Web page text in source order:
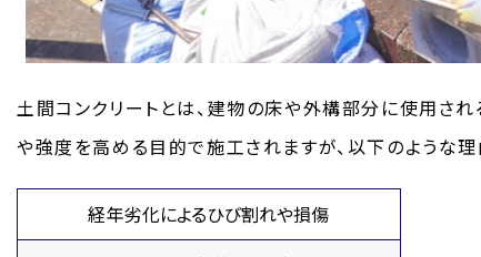
土間コンクリートとは、建物の床や外構部分に使用さ
や強度を高める目的で施工されますが、以下のような
経年劣化によるひび割れや損傷